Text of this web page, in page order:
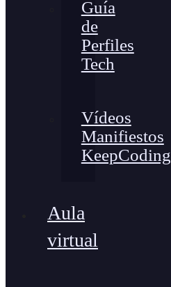
Guía
de
Perfiles
Tech
Vídeos
Manifiestos
KeepCoding
Aula
virtual